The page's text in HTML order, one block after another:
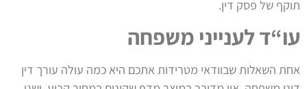
תוקף של פסק דין.
עו“ד לענייני משפחה
אחת השאלות שבוודאי מטרידות אתכם היא כמה עולה עורך דין